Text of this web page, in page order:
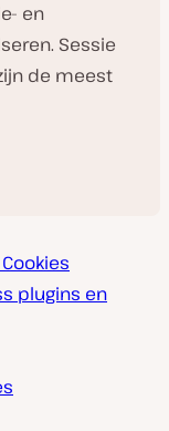
en
Sessie
de meest
plugins en